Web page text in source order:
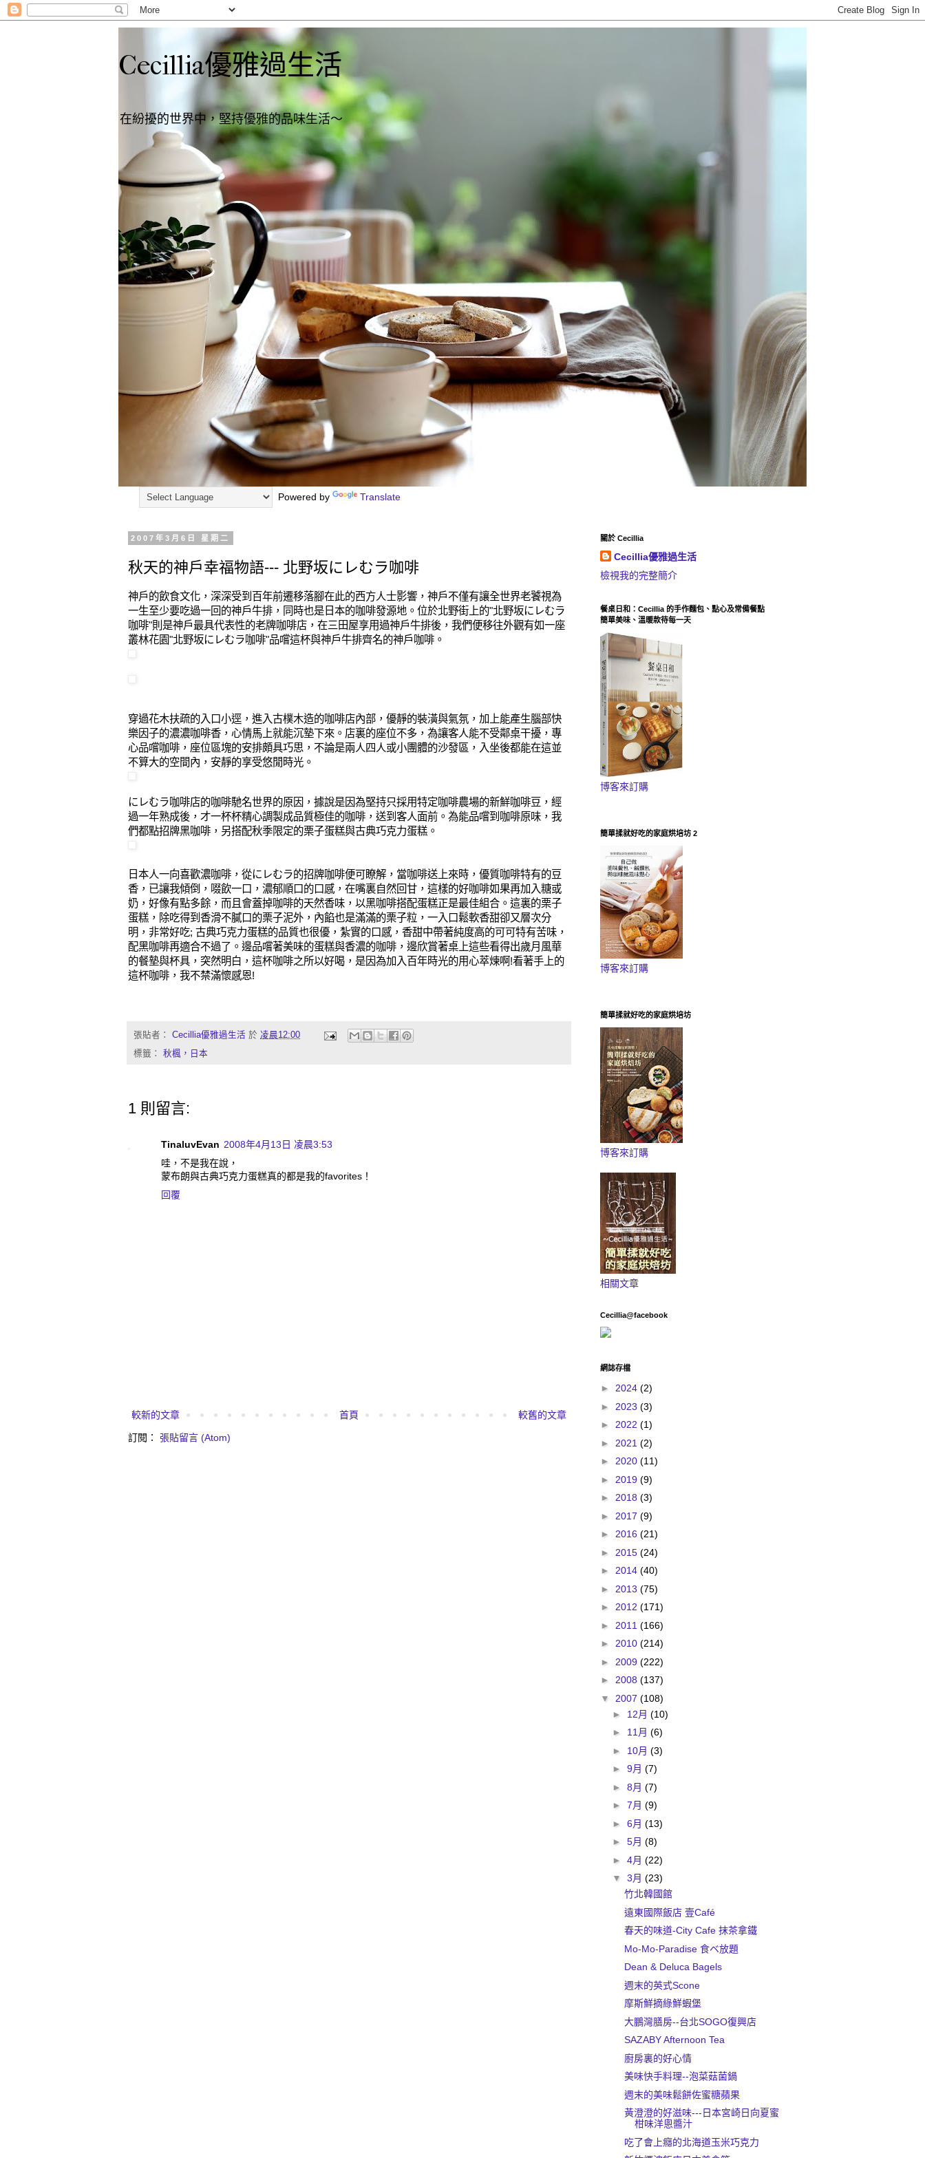
Cecillia優雅過生活
在紛擾的世界中，堅持優雅的品味生活～
Powered by Translate
2007年3月6日 星期二
秋天的神戶幸福物語--- 北野坂にレむラ咖啡
神戶的飲食文化，深深受到百年前遷移落腳在此的西方人士影響，神戶不僅有讓全世界老饕視為
一生至少要吃過一回的神戶牛排，同時也是日本的咖啡發源地。位於北野街上的"北野坂にレむラ
咖啡"則是神戶最具代表性的老牌咖啡店，在三田屋享用過神戶牛排後，我們便移往外觀有如一座
叢林花園"北野坂にレむラ咖啡"品嚐這杯與神戶牛排齊名的神戶咖啡。
穿過花木扶疏的入口小逕，進入古樸木造的咖啡店內部，優靜的裝潢與氣氛，加上能產生腦部快
樂因子的濃濃咖啡香，心情馬上就能沉墊下來。店裏的座位不多，為讓客人能不受鄰桌干擾，專
心品嚐咖啡，座位區塊的安排頗具巧思，不論是兩人四人或小團體的沙發區，入坐後都能在這並
不算大的空間內，安靜的享受悠閒時光。
にレむラ咖啡店的咖啡馳名世界的原因，據說是因為堅持只採用特定咖啡農場的新鮮咖啡豆，經
過一年熟成後，才一杯杯精心調製成品質極佳的咖啡，送到客人面前。為能品嚐到咖啡原味，我
們都點招牌黑咖啡，另搭配秋季限定的栗子蛋糕與古典巧克力蛋糕。
日本人一向喜歡濃咖啡，從にレむラ的招牌咖啡便可瞭解，當咖啡送上來時，優質咖啡特有的豆
香，已讓我傾倒，啜飲一口，濃郁順口的口感，在嘴裏自然回甘，這樣的好咖啡如果再加入糖或
奶，好像有點多餘，而且會蓋掉咖啡的天然香味，以黑咖啡搭配蛋糕正是最佳組合。這裏的栗子
蛋糕，除吃得到香滑不膩口的栗子泥外，內餡也是滿滿的栗子粒，一入口鬆軟香甜卻又層次分
明，非常好吃; 古典巧克力蛋糕的品質也很優，紮實的口感，香甜中帶著純度高的可可特有苦味，
配黑咖啡再適合不過了。邊品嚐著美味的蛋糕與香濃的咖啡，邊欣賞著桌上這些看得出歲月風華
的餐墊與杯具，突然明白，這杯咖啡之所以好喝，是因為加入百年時光的用心萃煉啊!看著手上的
這杯咖啡，我不禁滿懷感恩!
張貼者： Cecillia優雅過生活 於 凌晨12:00
標籤： 秋楓，日本
1 則留言:
TinaluvEvan 2008年4月13日 凌晨3:53
哇，不是我在說，
蒙布朗與古典巧克力蛋糕真的都是我的favorites！
回覆
較新的文章 較舊的文章
首頁
訂閱： 張貼留言 (Atom)
關於 Cecillia
Cecillia優雅過生活
檢視我的完整簡介
餐桌日和：Cecillia 的手作麵包、點心及常備餐點
簡單美味、溫暖款待每一天
博客來訂購
簡單揉就好吃的家庭烘培坊 2
博客來訂購
簡單揉就好吃的家庭烘培坊
博客來訂購
相關文章
Cecillia@facebook
網誌存檔
► 2024 (2)
► 2023 (3)
► 2022 (1)
► 2021 (2)
► 2020 (11)
► 2019 (9)
► 2018 (3)
► 2017 (9)
► 2016 (21)
► 2015 (24)
► 2014 (40)
► 2013 (75)
► 2012 (171)
► 2011 (166)
► 2010 (214)
► 2009 (222)
► 2008 (137)
▼ 2007 (108)
► 12月 (10)
► 11月 (6)
► 10月 (3)
► 9月 (7)
► 8月 (7)
► 7月 (9)
► 6月 (13)
► 5月 (8)
► 4月 (22)
▼ 3月 (23)
竹北韓國館
遠東國際飯店 壹Café
春天的味道-City Cafe 抹茶拿鐵
Mo-Mo-Paradise 食ベ放題
Dean & Deluca Bagels
週末的英式Scone
摩斯鮮摘綠鮮蝦堡
大鵬灣膳房--台北SOGO復興店
SAZABY Afternoon Tea
廚房裏的好心情
美味快手料理--泡菜菇菌鍋
週末的美味鬆餅佐蜜糖蘋果
黃澄澄的好滋味---日本宮崎日向夏蜜
柑味洋悤醬汁
吃了會上癮的北海道玉米巧克力